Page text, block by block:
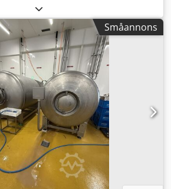
10314 Volym: ca 70 liter
Livsmedel Typ: Stående i ställning
Rostfritt stål Antal fästen: 4
Ovandel: Lucka med
mått: Invändig diameter:
400 mm Benens höjd: 745 mm
180 mm Totalhöjd: 1620 mm
Material: Invändigt: 1.4301 / AISI304
Omrörare: Spiralomrörare /
Utrustning: Typbricka:
Under behållaren: pump /
testad, pump / transportör ej
Småannons